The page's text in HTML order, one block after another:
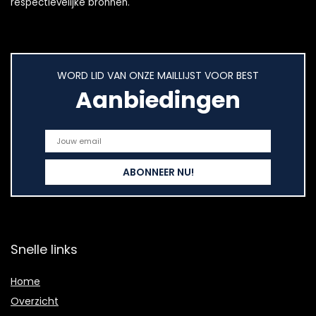
WORD LID VAN ONZE MAILLIJST VOOR BEST
Aanbiedingen
Snelle links
Home
Overzicht